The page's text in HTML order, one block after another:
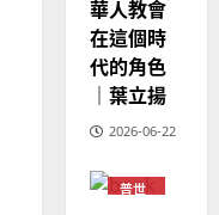
自
力
2025-
歷
｜
吳
振
、
溫
淑
華人教會
在這個時
代的角色
｜葉立揚
2026-06-22
普世